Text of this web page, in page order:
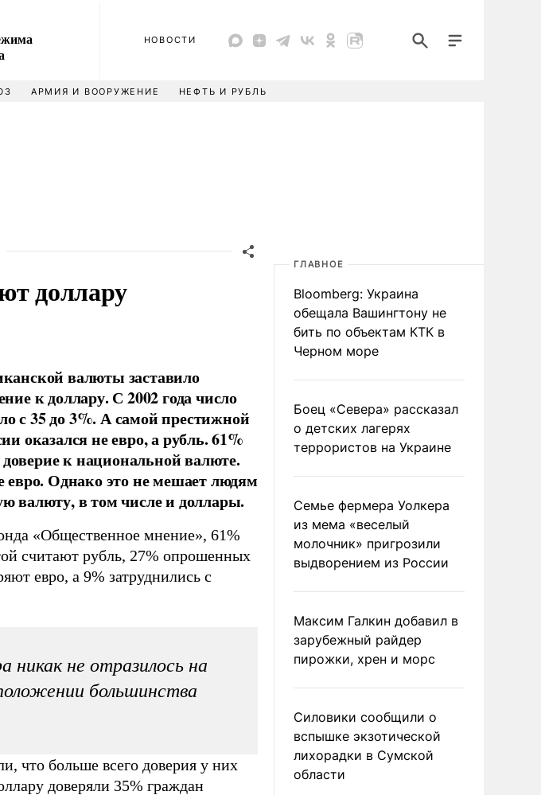
НОВОСТИ
АРМИЯ И ВООРУЖЕНИЕ НЕФТЬ И РУБЛЬ
доллару
валюты заставило
к доллару. С 2002 года число
с 35 до 3%. А самой престижной
оказался не евро, а рубль. 61%
к национальной валюте.
евро. Однако это не мешает людям
валюту, в том числе и доллары.
«Общественное мнение», 61%
считают рубль, 27% опрошенных
евро, а 9% затруднились с
никак не отразилось на
большинства
что больше всего доверия у них
доверяли 35% граждан
ГЛАВНОЕ
Bloomberg: Украина
обещала Вашингтону не
бить по объектам КТК в
Черном море
Боец «Севера» рассказал
о детских лагерях
террористов на Украине
Семье фермера Уолкера
из мема «веселый
молочник» пригрозили
выдворением из России
Максим Галкин добавил в
зарубежный райдер
пирожки, хрен и морс
Силовики сообщили о
вспышке экзотической
лихорадки в Сумской
области